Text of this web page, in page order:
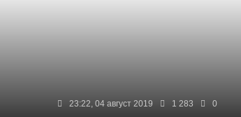
23:22, 04 август 2019 1 283 0